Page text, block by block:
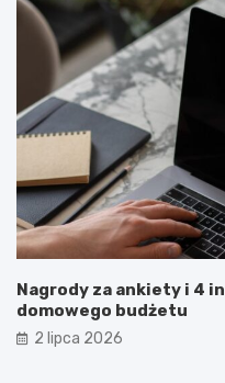
Nagrody za ankiety i 4
domowego budżetu
2 lipca 2026